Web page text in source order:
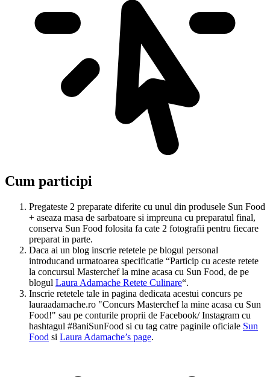
Cum participi
Pregateste 2 preparate diferite cu unul din produsele Sun Food
+ aseaza masa de sarbatoare si impreuna cu preparatul final,
conserva Sun Food folosita fa cate 2 fotografii pentru fiecare
preparat in parte.
Daca ai un blog inscrie retetele pe blogul personal
introducand urmatoarea specificatie “Particip cu aceste retete
la concursul Masterchef la mine acasa cu Sun Food, de pe
blogul Laura Adamache Retete Culinare“.
Inscrie retetele tale in pagina dedicata acestui concurs pe
lauraadamache.ro "Concurs Masterchef la mine acasa cu Sun
Food!" sau pe conturile proprii de Facebook/ Instagram cu
hashtagul #8aniSunFood si cu tag catre paginile oficiale Sun
Food si Laura Adamache’s page.